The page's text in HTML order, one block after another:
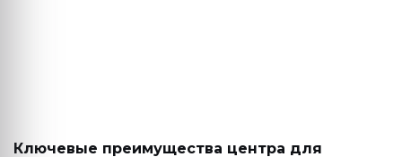
Ключевые преимущества центра для